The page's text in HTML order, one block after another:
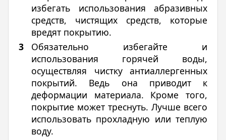
избегать использования абразивных
средств, чистящих средств, которые
вредят покрытию.
Обязательно избегайте и
использования горячей воды,
осуществляя чистку антиаллергенных
покрытий. Ведь она приводит к
деформации материала. Кроме того,
покрытие может треснуть. Лучше всего
использовать прохладную или теплую
воду.